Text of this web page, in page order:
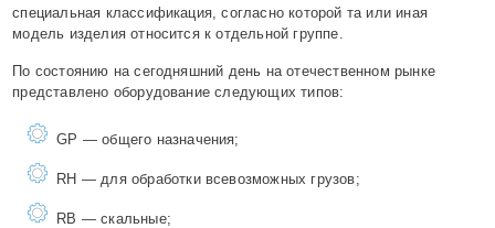
специальная классификация, согласно которой та или иная
модель изделия относится к отдельной группе.
По состоянию на сегодняшний день на отечественном рынке
представлено оборудование следующих типов:
GP — общего назначения;
RH — для обработки всевозможных грузов;
RB — скальные;